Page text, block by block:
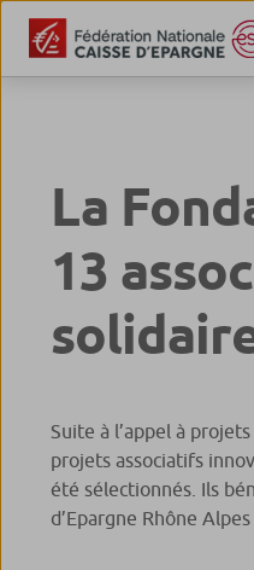
La
13
Suite à l’appel à
projets associatifs
été sélectionnés. Ils
d’Epargne Rhône